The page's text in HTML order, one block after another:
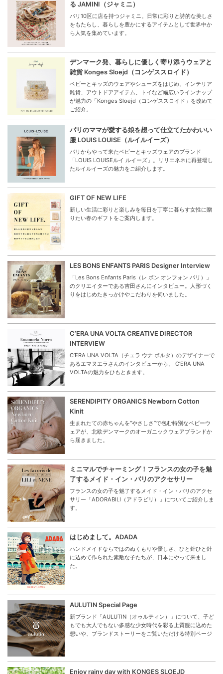
る JAMINI（ジャミニ）
パリ10区に店を持つジャミニ。日常に彩りと詩的な美しさ
をもたらし、暮らしを豊かにするアイテムとして世界中か
ら人気を集めています。
デンマーク発、暮らしに優しく寄り添うウェアと
雑貨 Konges Sloejd（コンゲススロイド）
ベビーとキッズのウェアやシューズをはじめ、インテリア
雑貨、アウトドアアイテム、トイなど幅広いラインナップ
が魅力の「Konges Sloejd（コンゲススロイド」を改めて
ご紹介。
パリのママが愛する娘を想って仕立てたかわいい
服 LOUIS LOUISE（ルイルイーズ）
パリからやって来たベビーとキッズウェアのブランド
「LOUIS LOUISEルイ ルイーズ」。リリエネネに再登場し
たルイルイーズの魅力をご紹介します。
GIFT OF NEW LIFE
新しい生活に彩りと楽しみを毎日を丁寧に暮らす女性に贈
りたい春のギフトをご案内します。
LES BONS ENFANTS PARIS Designer Interview
「Les Bons Enfants Paris（レ ボン オンフォン パリ）」
のクリエイターである吉田さんにインタビュー。人形づく
りをはじめたきっかけやこだわりを伺いました。
C’ERA UNA VOLTA CREATIVE DIRECTOR
INTERVIEW
C’ERA UNA VOLTA（チェラ ウナ ボルタ）のデザイナーで
あるエマヌエラさんのインタビューから、 C’ERA UNA
VOLTAの魅力をひもときます。
SERENDIPITY ORGANICS Newborn Cotton
Kinit
生まれたての赤ちゃんを“やさしさ”で包む特別なベビーウ
ェアが、北欧デンマークのオーガニックウェアブランドか
ら届きました。
ミニマルでチャーミング！フランスの女の子を魅
了するメイド・イン・パリのアクセサリー
フランスの女の子を魅了するメイド・イン・パリのアクセ
サリー「ADORABILI（アドラビリ）」についてご紹介しま
す。
はじめまして。ADADA
ハンドメイドならではのぬくもりや優しさ、ひと針ひと針
に込めて作られた素敵な子たちが、日本にやって来まし
た。
AULUTIN Special Page
新ブランド「AULUTIN（オゥルティン）」について、子ど
もでも大人でもない多感な少女時代を彩る上質服に込めた
想いや、ブランドストーリーをご覧いただける特別ページ
Enjoy rainy day with KONGES SLOEJD